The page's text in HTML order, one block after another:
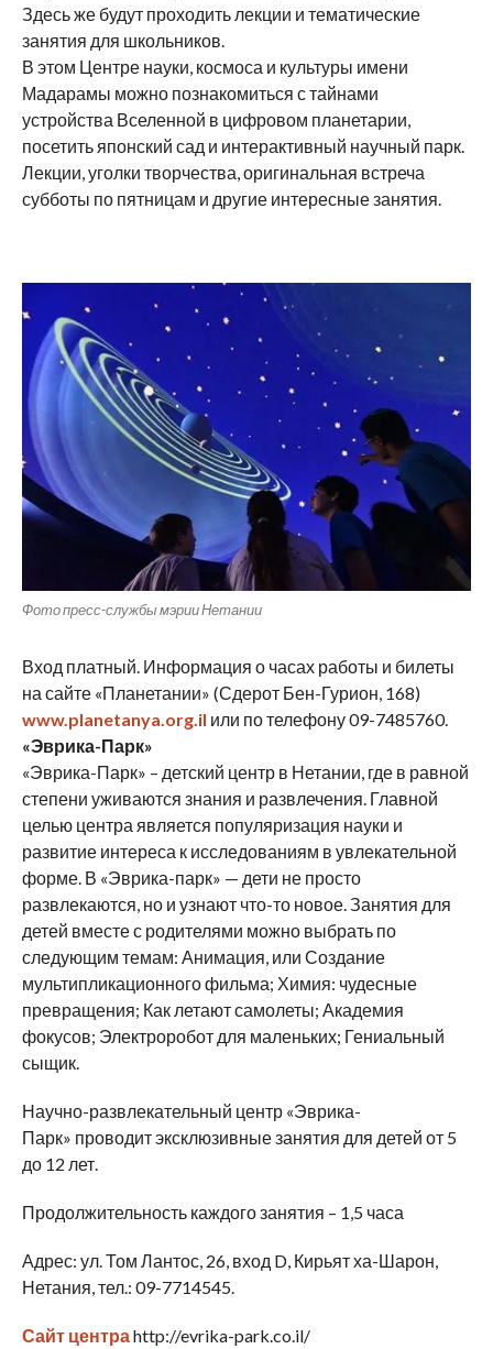
Здесь же будут проходить лекции и тематические
занятия для школьников.
В этом Центре науки, космоса и культуры имени
Мадарамы можно познакомиться с тайнами
устройства Вселенной в цифровом планетарии,
посетить японский сад и интерактивный научный парк.
Лекции, уголки творчества, оригинальная встреча
субботы по пятницам и другие интересные занятия.
Фото пресс-службы мэрии Нетании
Вход платный. Информация о часах работы и билеты
на сайте «Планетании» (Сдерот Бен-Гурион, 168)
www.planetanya.org.il или по телефону 09-7485760.
«Эврика-Парк»
«Эврика-Парк» – детский центр в Нетании, где в равной
степени уживаются знания и развлечения. Главной
целью центра является популяризация науки и
развитие интереса к исследованиям в увлекательной
форме. В «Эврика-парк» — дети не просто
развлекаются, но и узнают что-то новое. Занятия для
детей вместе с родителями можно выбрать по
следующим темам: Анимация, или Создание
мультипликационного фильма; Химия: чудесные
превращения; Как летают самолеты; Академия
фокусов; Электроробот для маленьких; Гениальный
сыщик.
Научно-развлекательный центр «Эврика-
Парк» проводит эксклюзивные занятия для детей от 5
до 12 лет.
Продолжительность каждого занятия – 1,5 часа
Адрес: ул. Том Лантос, 26, вход D, Кирьят ха-Шарон,
Нетания, тел.: 09-7714545.
Сайт центра http://evrika-park.co.il/